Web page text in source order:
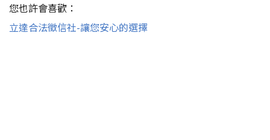
您也許會喜歡：
立達合法徵信社-讓您安心的選擇